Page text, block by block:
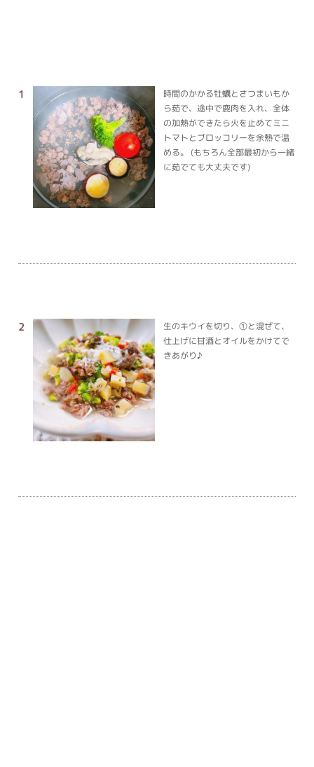
時間のかかる牡蠣とさつまいもか
ら茹で、途中で鹿肉を入れ、全体
の加熱ができたら火を止めてミニ
トマトとブロッコリーを余熱で温
める。 (もちろん全部最初から一緒
に茹でても大丈夫です)
生のキウイを切り、①と混ぜて、
仕上げに甘酒とオイルをかけてで
きあがり♪